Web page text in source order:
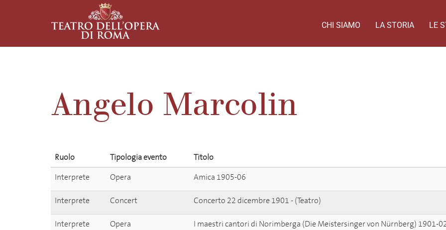
CHI SIAMO LA STORIA LE
Angelo Marcolin
Ruolo Tipologia evento
Titolo
Interprete
Opera Amica 1905-06
Interprete Concert Concerto 22 dicembre 1901 - (Teatro)
Interprete Opera I maestri cantori di Norimberga (Die Meistersinger von Nürnberg) 1901-